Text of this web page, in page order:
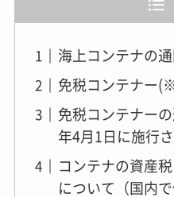
海上コンテナの
免税コンテナー
免税コンテナー
年4月1日に施行
コンテナの資産
について（国内